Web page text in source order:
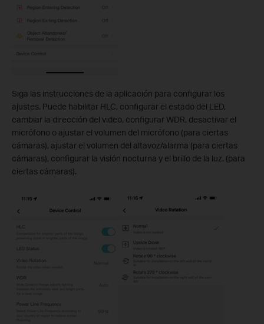
Siga las instrucciones de la aplicación para configurar los
ajustes. Puede habilitar HLC, configurar el estado del LED,
cambiar la dirección del video, configurar WDR, desactivar el
micrófono o ajustar el volumen del micrófono (para ciertas
cámaras), ajustar el volumen del altavoz/alarma (para ciertas
cámaras), configurar la visión nocturna y el brillo de la luz. (para
ciertas cámaras).